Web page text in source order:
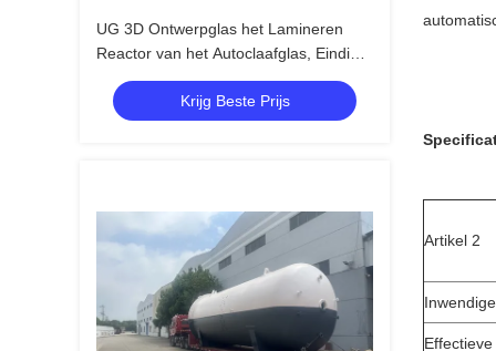
UG 3D Ontwerpglas het Lamineren
Reactor van het Autoclaafglas, Eindige
het Elementenanalyse van ANSYS
Krijg Beste Prijs
Artikel 2